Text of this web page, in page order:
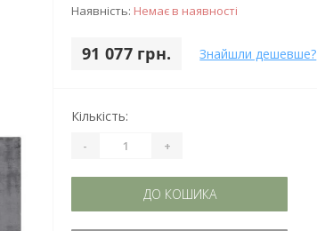
Наявність: Немає в наявності
91 077 грн. Знайшли дешевше?
Кількість:
- +
ДО КОШИКА